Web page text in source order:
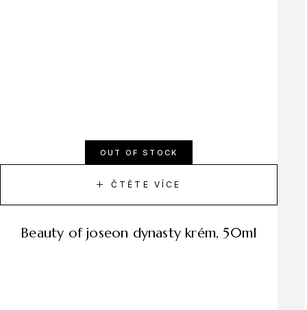
OUT OF STOCK
ČTĚTE VÍCE
beauty of joseon dynasty krém, 50ml